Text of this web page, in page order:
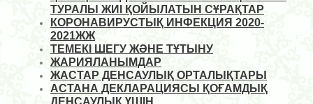
ТУРАЛЫ ЖИІ ҚОЙЫЛАТЫН СҰРАҚТАР
КОРОНАВИРУСТЫҚ ИНФЕКЦИЯ 2020-
2021ЖЖ
ТЕМЕКІ ШЕГУ ЖӘНЕ ТҰТЫНУ
ЖАРИЯЛАНЫМДАР
ЖАСТАР ДЕНСАУЛЫҚ ОРТАЛЫҚТАРЫ
АСТАНА ДЕКЛАРАЦИЯСЫ ҚОҒАМДЫҚ